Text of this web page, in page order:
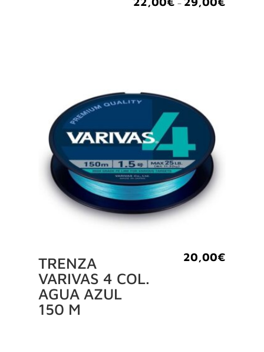
–
TRENZA
VARIVAS 4 COL.
AGUA AZUL
150 M
20,00€